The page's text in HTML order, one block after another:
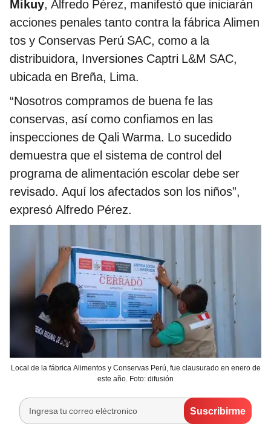
Mikuy, Alfredo Pérez, manifestó que iniciarán
acciones penales tanto contra la fábrica Alimen
tos y Conservas Perú SAC, como a la
distribuidora, Inversiones Captri L&M SAC,
ubicada en Breña, Lima.
“Nosotros compramos de buena fe las
conservas, así como confiamos en las
inspecciones de Qali Warma. Lo sucedido
demuestra que el sistema de control del
programa de alimentación escolar debe ser
revisado. Aquí los afectados son los niños”,
expresó Alfredo Pérez.
Local de la fábrica Alimentos y Conservas Perú, fue clausurado en enero de
este año. Foto: difusión